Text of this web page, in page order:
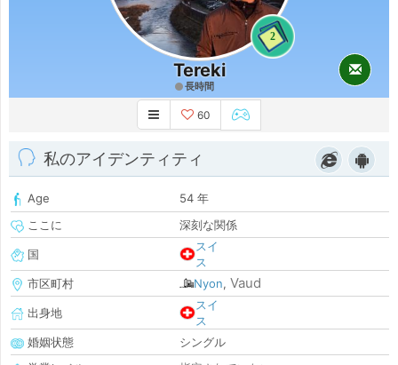
2
Tereki
長時間
60
私のアイデンティティ
Age
54 年
ここに
深刻な関係
国
スイ
ス
市区町村
Nyon, Vaud
出身地
スイ
ス
婚姻状態
シングル